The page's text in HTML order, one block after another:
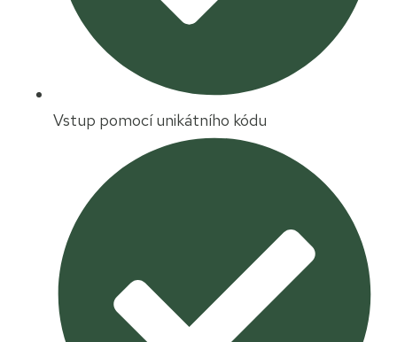
Vstup pomocí unikátního kódu